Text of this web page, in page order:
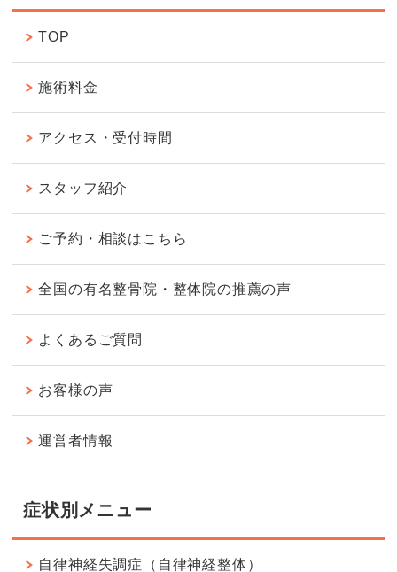
TOP
施術料金
アクセス・受付時間
スタッフ紹介
ご予約・相談はこちら
全国の有名整骨院・整体院の推薦の声
よくあるご質問
お客様の声
運営者情報
症状別メニュー
自律神経失調症（自律神経整体）